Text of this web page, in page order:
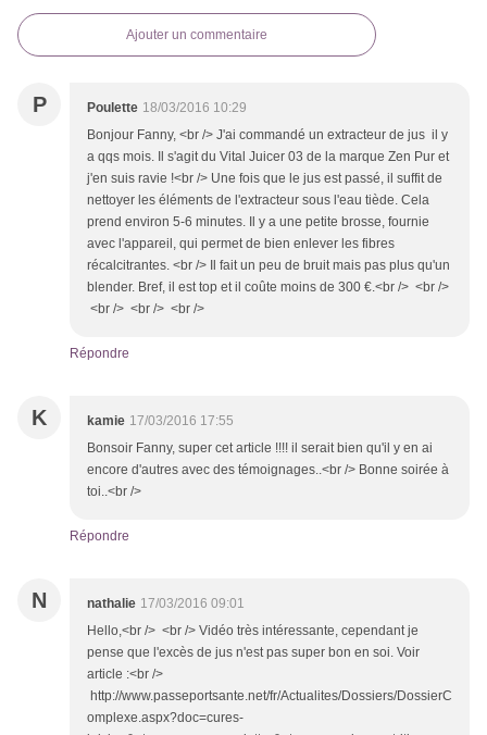
Ajouter un commentaire
P Poulette 18/03/2016 10:29
Bonjour Fanny, <br /> J'ai commandé un extracteur de jus il y
a qqs mois. Il s'agit du Vital Juicer 03 de la marque Zen Pur et
j'en suis ravie !<br /> Une fois que le jus est passé, il suffit de
nettoyer les éléments de l'extracteur sous l'eau tiède. Cela
prend environ 5-6 minutes. Il y a une petite brosse, fournie
avec l'appareil, qui permet de bien enlever les fibres
récalcitrantes. <br /> Il fait un peu de bruit mais pas plus qu'un
blender. Bref, il est top et il coûte moins de 300 €.<br /> <br />
<br /> <br /> <br />
Répondre
K kamie 17/03/2016 17:55
Bonsoir Fanny, super cet article !!!! il serait bien qu'il y en ai
encore d'autres avec des témoignages..<br /> Bonne soirée à
toi..<br />
Répondre
N nathalie 17/03/2016 09:01
Hello,<br /> <br /> Vidéo très intéressante, cependant je
pense que l'excès de jus n'est pas super bon en soi. Voir
article :<br />
http://www.passeportsante.net/fr/Actualites/Dossiers/DossierC
omplexe.aspx?doc=cures-